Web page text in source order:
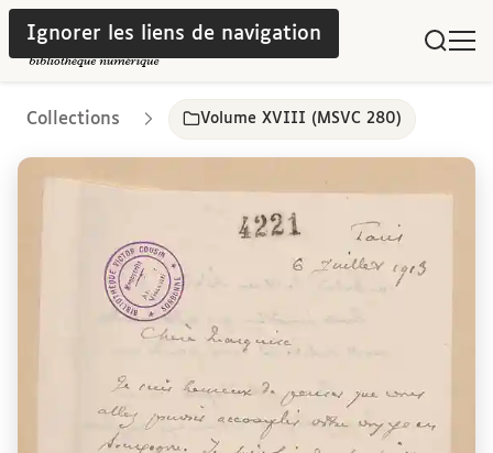
Ignorer les liens de navigation
Collections Volume XVIII (MSVC 280)